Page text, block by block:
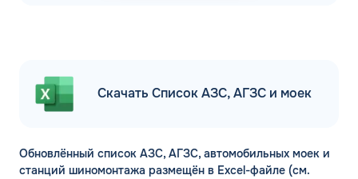
Скачать Список АЗС, АГЗС и моек
Обновлённый список АЗС, АГЗС, автомобильных моек и
станций шиномонтажа размещён в Excel-файле (см.